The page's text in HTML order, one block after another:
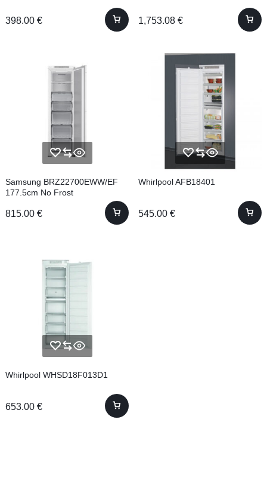
398.00 € 1,753.08 €
Samsung BRZ22700EWW/EF
177.5cm No Frost
815.00 €
Whirlpool AFB18401
545.00 €
Whirlpool WHSD18F013D1
653.00 €